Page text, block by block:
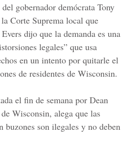
gobernador demócrata Tony
Corte Suprema local que
dijo que la demanda es una
legales” que usa
en un intento por quitarle el
de residentes de Wisconsin.
el fin de semana por Dean
Wisconsin, alega que las
buzones son ilegales y no deben